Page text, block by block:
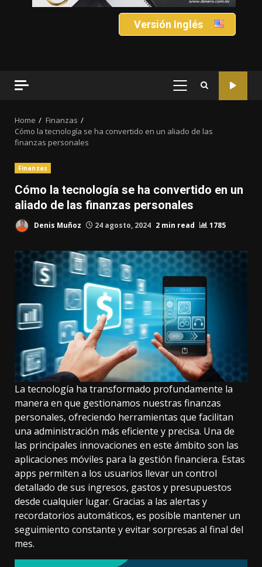
Versión Inglés
PRIMARY
Home
Finanzas
Cómo la tecnología se ha convertido en un aliado de las
finanzas personales
Finanzas
Cómo la tecnología se ha convertido en un
aliado de las finanzas personales
Denis Muñoz 24 agosto, 2024 2 min read 1785
La tecnología ha transformado profundamente la
manera en que gestionamos nuestras finanzas
personales, ofreciendo herramientas que facilitan
una administración más eficiente y precisa. Una de
las principales innovaciones en este ámbito son las
aplicaciones móviles para la gestión financiera. Estas
apps permiten a los usuarios llevar un control
detallado de sus ingresos, gastos y presupuestos
desde cualquier lugar. Gracias a las alertas y
recordatorios automáticos, es posible mantener un
seguimiento constante y evitar sorpresas al final del
mes.